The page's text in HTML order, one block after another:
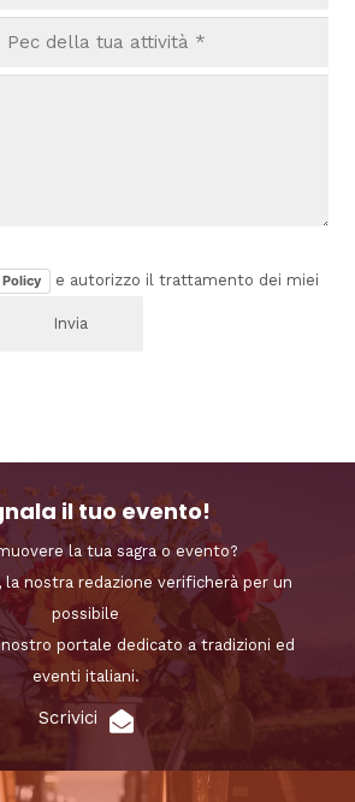
e autorizzo il trattamento dei miei
il tuo evento!
la tua sagra o evento?
la nostra redazione verificherà per un
possibile
portale dedicato a tradizioni ed
eventi italiani.
Scrivici